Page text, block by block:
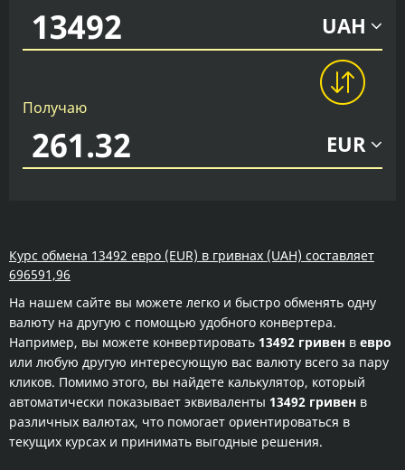
UAH
Получаю
EUR
Курс обмена 13492 евро (EUR) в гривнах (UAH) составляет
696591,96
На нашем сайте вы можете легко и быстро обменять одну
валюту на другую с помощью удобного конвертера.
Например, вы можете конвертировать 13492 гривен в евро
или любую другую интересующую вас валюту всего за пару
кликов. Помимо этого, вы найдете калькулятор, который
автоматически показывает эквиваленты 13492 гривен в
различных валютах, что помогает ориентироваться в
текущих курсах и принимать выгодные решения.